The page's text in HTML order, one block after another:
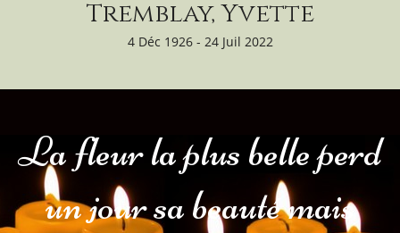
Tremblay, Yvette
4 Déc 1926 - 24 Juil 2022
La fleur la plus belle perd
un jour sa beauté mais